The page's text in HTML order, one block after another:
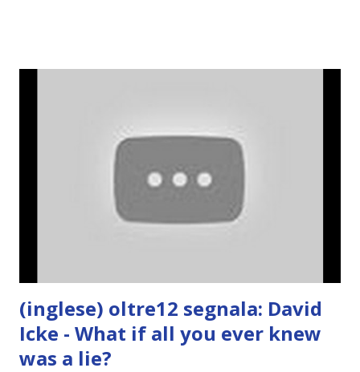
(inglese) oltre12 segnala: David
Icke - What if all you ever knew
was a lie?